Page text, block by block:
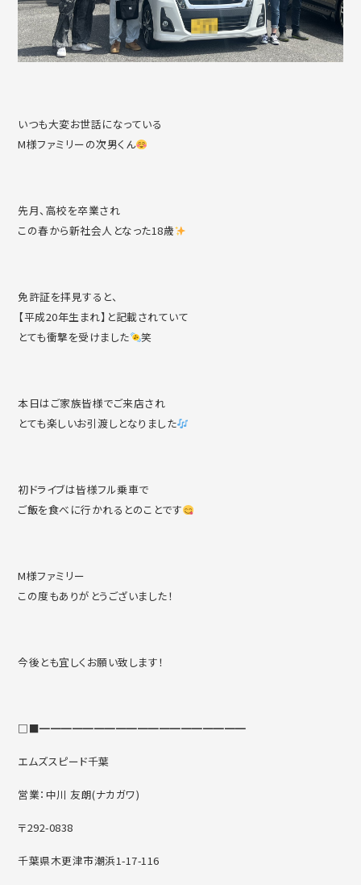
いつも大変お世話になっている
M様ファミリーの次男くん
先月、高校を卒業され
この春から新社会人となった18歳
免許証を拝見すると、
【平成20年生まれ】と記載されていて
とても衝撃を受けました
笑
本日はご家族皆様でご来店され
とても楽しいお引渡しとなりました
初ドライブは皆様フル乗車で
ご飯を食べに行かれるとのことです
M様ファミリー
この度もありがとうございました！
今後とも宜しくお願い致します！
□■━━━━━━━━━━━━━━━━━━━
エムズスピード千葉
営業：中川 友朗(ナカガワ)
〒292-0838
千葉県木更津市潮浜1-17-116